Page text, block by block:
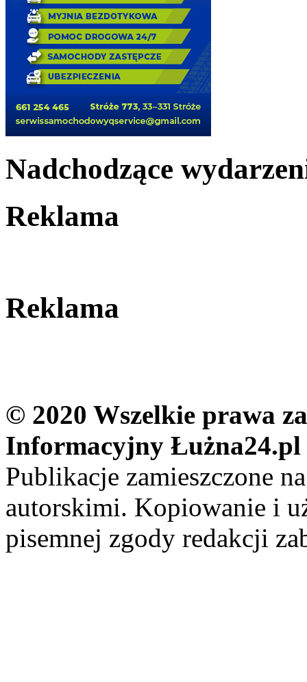
Nadchodzące
Reklama
Reklama
© 2020 Wszelkie prawa
Informacyjny Łużna24.pl
Publikacje zamieszczone
autorskimi. Kopiowanie i
pisemnej zgody redakcji